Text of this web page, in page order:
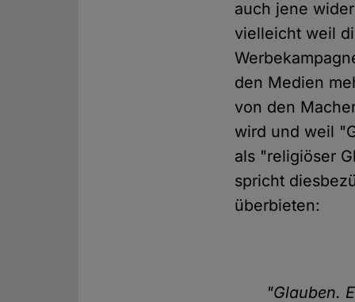
auch jene
vielleicht weil
den Medien
von den
wird und weil
als "religiöser
spricht
überbieten:
"Glauben.